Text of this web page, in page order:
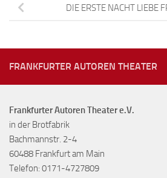
DIE ERSTE NACHT LIEBE
FRANKFURTER AUTOREN THEATER
Frankfurter Autoren Theater e.V.
in der Brotfabrik
Bachmannstr. 2-4
60488 Frankfurt am Main
Telefon: 0171-4727809